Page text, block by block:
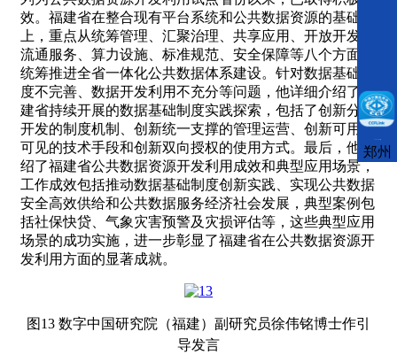
效。福建省在整合现有平台系统和公共数据资源的基础
上，重点从统筹管理、汇聚治理、共享应用、开放开发、
流通服务、算力设施、标准规范、安全保障等八个方面，
统筹推进全省一体化公共数据体系建设。针对数据基础制
度不完善、数据开发利用不充分等问题，他详细介绍了福
建省持续开展的数据基础制度实践探索，包括了创新分级
开发的制度机制、创新统一支撑的管理运营、创新可用不
可见的技术手段和创新双向授权的使用方式。最后，他介
绍了福建省公共数据资源开发利用成效和典型应用场景，
工作成效包括推动数据基础制度创新实践、实现公共数据
安全高效供给和公共数据服务经济社会发展，典型案例包
括社保快贷、气象灾害预警及灾损评估等，这些典型应用
场景的成功实施，进一步彰显了福建省在公共数据资源开
发利用方面的显著成就。
图13 数字中国研究院（福建）副研究员徐伟铭博士作引
导发言
郑州